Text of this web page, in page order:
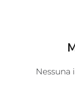
Nessuna